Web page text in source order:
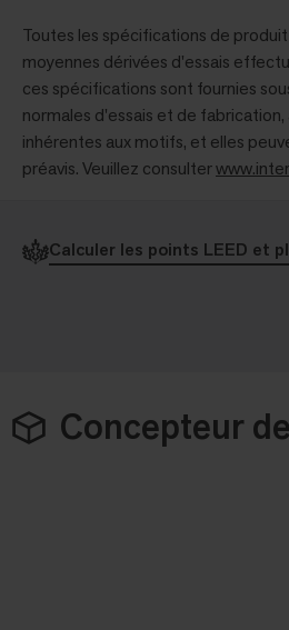
Toutes les spécifications de
moyennes dérivées d'essais
ces spécifications sont fournies
normales d'essais et de fabrication,
inhérentes aux motifs, et elles
préavis. Veuillez consulter
Calculer les points LEED et
Concepteur